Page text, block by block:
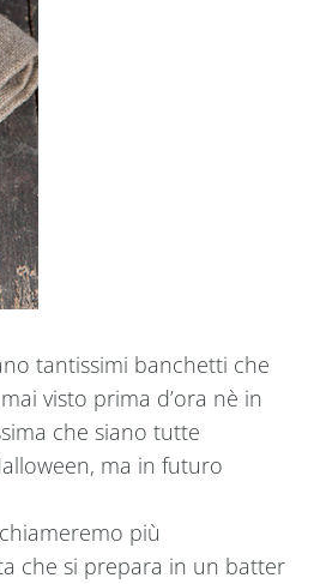
tantissimi banchetti che
visto prima d’ora nè in
che siano tutte
ma in futuro
più
che si prepara in un batter